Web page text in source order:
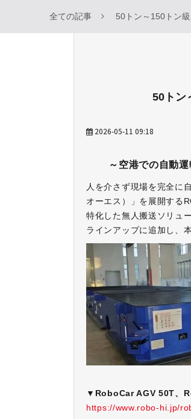
全ての記事 50トン～150トン
50トン
2026-05-11 09:18
～空港での自動
人を介さず現場を完全に
オーエス）」を展開する
特化した無人搬送ソリュ
ラインアップに追加し、
▼RoboCar AGV 50T、
https://www.robo-hi.jp/